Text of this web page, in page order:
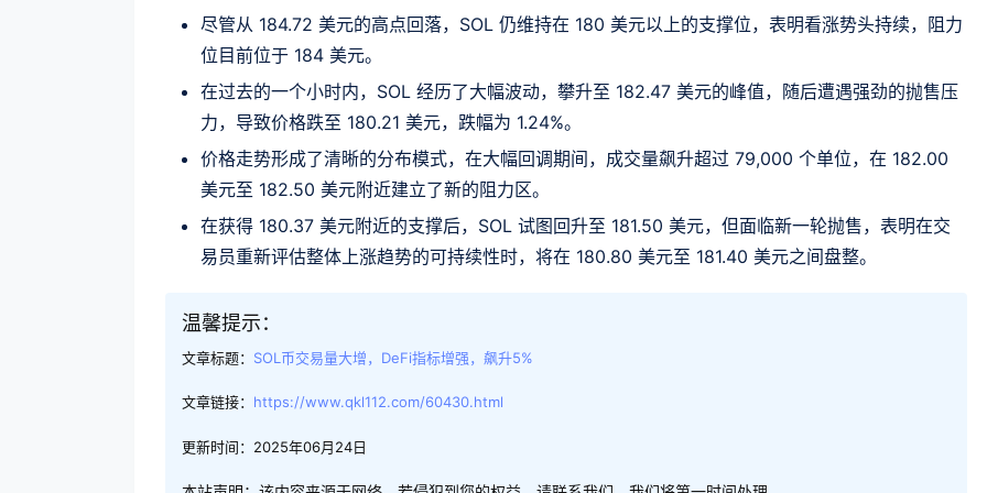
尽管从 184.72 美元的高点回落，SOL 仍维持在 180 美元以上的支撑位，表明看涨势头持续，阻力
位目前位于 184 美元。
在过去的一个小时内，SOL 经历了大幅波动，攀升至 182.47 美元的峰值，随后遭遇强劲的抛售压
力，导致价格跌至 180.21 美元，跌幅为 1.24%。
价格走势形成了清晰的分布模式，在大幅回调期间，成交量飙升超过 79,000 个单位，在 182.00
美元至 182.50 美元附近建立了新的阻力区。
在获得 180.37 美元附近的支撑后，SOL 试图回升至 181.50 美元，但面临新一轮抛售，表明在交
易员重新评估整体上涨趋势的可持续性时，将在 180.80 美元至 181.40 美元之间盘整。
温馨提示：
文章标题： SOL币交易量大增，DeFi指标增强，飙升5%
文章链接： https://www.qkl112.com/60430.html
更新时间：2025年06月24日